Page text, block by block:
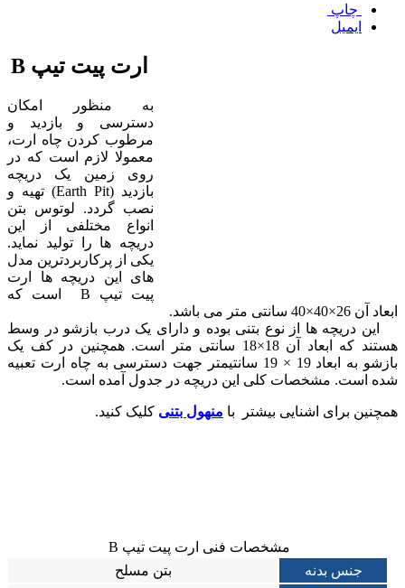
چاپ
ایمیل
ارت پیت تیپ B
به منظور امکان
دسترسی و بازدید و
مرطوب کردن چاه ارت،
معمولا لازم است که در
روی زمین یک دریچه
بازدید (Earth Pit) تهیه و
نصب گردد. لوتوس بتن
انواع مختلفی از این
دریچه ها را تولید نماید.
یکی از پرکاربردترین مدل
های این دریچه ها ارت
پیت تیپ B است که
ابعاد آن 26×40×40 سانتی متر می باشد.
این دریچه ها از نوع بتنی بوده و دارای یک درب بازشو در وسط
هستند که ابعاد آن 18×18 سانتی متر است. همچنین در کف یک
بازشو به ابعاد 19 × 19 سانتیمتر جهت دسترسی به چاه ارت تعبیه
شده است. مشخصات کلی این دریچه در جدول آمده است.
همچنین برای اشنایی بیشتر با منهول بتنی کلیک کنید.
مشخصات فنی ارت پیت تیپ B
جنس بدنه
بتن مسلح